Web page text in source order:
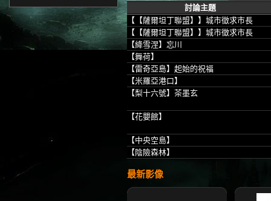
討論主題
【【薩爾坦丁聯盟】】城市徵求市長
【【薩爾坦丁聯盟】】城市徵求市長
【絳雪涅】忘川
【舞荷】
【雷奇亞島】起始的祝福
【米羅亞港口】
【梨十六號】茶墨玄
【花嬰館】
【中央空島】
【陰險森林】
最新影像